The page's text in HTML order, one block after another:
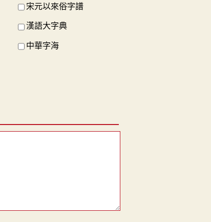
宋元以來俗字譜
漢語大字典
中華字海